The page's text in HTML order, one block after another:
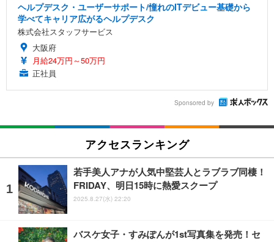
ヘルプデスク・ユーザーサポート/憧れのITデビュー基礎から
学べてキャリア広がるヘルプデスク
株式会社スタッフサービス
大阪府
月給24万円～50万円
正社員
Sponsored by
アクセスランキング
若手美人アナが人気中堅芸人とラブラブ同棲！
FRIDAY、明日15時に熱愛スクープ
2025.8.27(水) 22:20
バスケ女子・すみぽんが1st写真集を発売！セ